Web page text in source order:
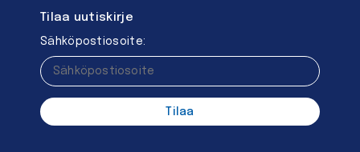
Tilaa uutiskirje
Sähköpostiosoite: